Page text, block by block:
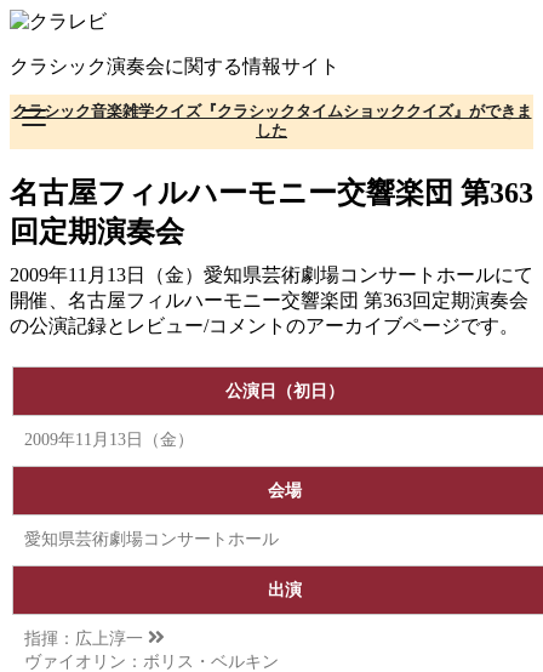
コ
テ
ン
ツ
へ
移
動
クラシック演奏会に関する情報サイト
クラシック音楽雑学クイズ『クラシックタイムショッククイズ』ができま
した
名古屋フィルハーモニー交響楽団 第363
回定期演奏会
2009年11月13日（金）愛知県芸術劇場コンサートホールにて
開催、名古屋フィルハーモニー交響楽団 第363回定期演奏会
の公演記録とレビュー/コメントのアーカイブページです。
公演日（初日）
2009年11月13日（金）
会場
愛知県芸術劇場コンサートホール
出演
指揮： 広上淳一
ヴァイオリン：ボリス・ベルキン